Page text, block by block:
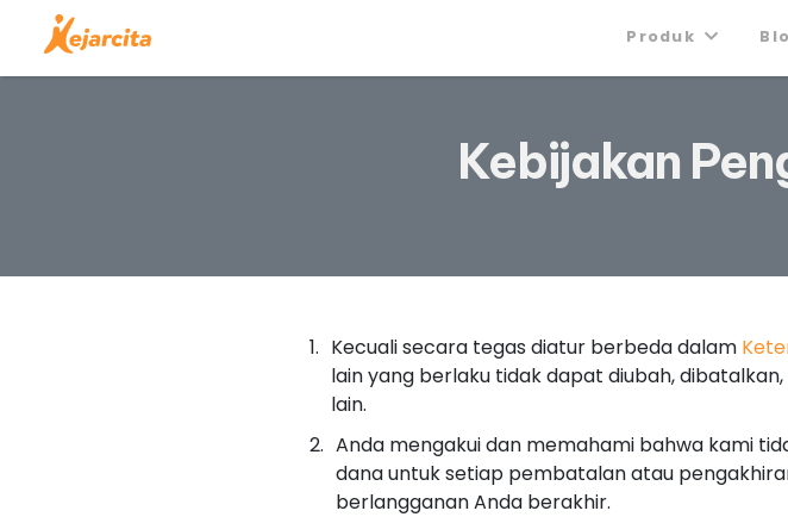
Produk
Kebijakan
Kecuali secara tegas diatur berbeda dalam
lain yang berlaku tidak dapat diubah,
lain.
Anda mengakui dan memahami bahwa kami
dana untuk setiap pembatalan atau
berlangganan Anda berakhir.